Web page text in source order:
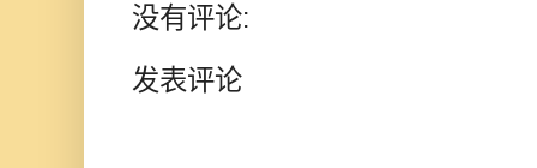
没有评论:
发表评论